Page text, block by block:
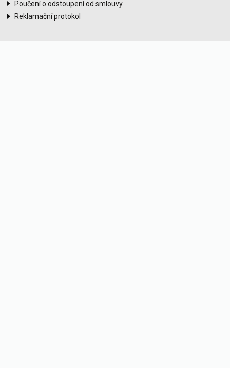
Poučení o odstoupení od smlouvy
Reklamační protokol